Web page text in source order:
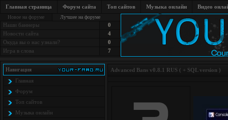
Главная страница Форум сайта Топ сайтов Музыка онлайн Видео
Новое на форуме Лучшее на форуме
Наши баннеры
0
Новости сайта
4
Окуда вы о нас узнали?
0
Игра в слова
7
Навигация
Главная
Форум
Топ сайтов
Музыка онлайн
Advanced Bans v0.8.1 RUS ( + SQL version )